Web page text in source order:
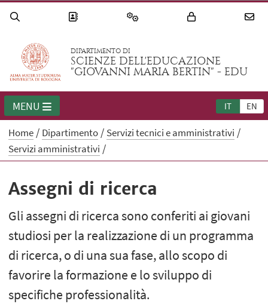
DIPARTIMENTO DI
SCIENZE DELL'EDUCAZIONE
"GIOVANNI MARIA BERTIN" - EDU
IT EN
MENU
Home Dipartimento
Servizi tecnici e amministrativi
Servizi amministrativi
Assegni di ricerca
Gli assegni di ricerca sono conferiti ai giovani
studiosi per la realizzazione di un programma
di ricerca, o di una sua fase, allo scopo di
favorire la formazione e lo sviluppo di
specifiche professionalità.